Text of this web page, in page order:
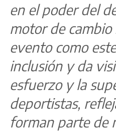
en el poder del
motor de
evento como
inclusión y da
esfuerzo y la
deportistas,
forman parte de